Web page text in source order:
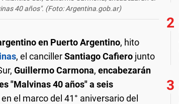
40 años". (Foto: Argentina.gob.ar)
en Puerto Argentino, hito
, el cancillerSantiago Cafiero junto
Guillermo Carmona, encabezarán
"Malvinas 40 años" a seis
en el marco del 41° aniversario del